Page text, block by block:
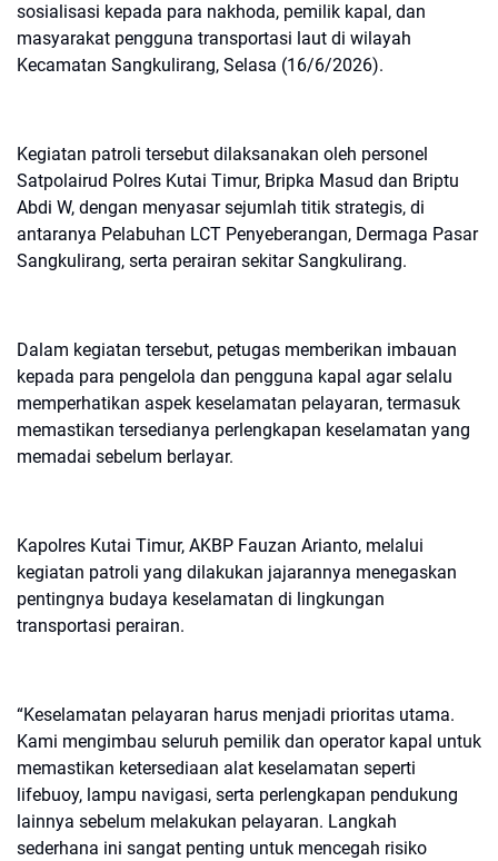
sosialisasi kepada para nakhoda, pemilik kapal, dan
masyarakat pengguna transportasi laut di wilayah
Kecamatan Sangkulirang, Selasa (16/6/2026).
Kegiatan patroli tersebut dilaksanakan oleh personel
Satpolairud Polres Kutai Timur, Bripka Masud dan Briptu
Abdi W, dengan menyasar sejumlah titik strategis, di
antaranya Pelabuhan LCT Penyeberangan, Dermaga Pasar
Sangkulirang, serta perairan sekitar Sangkulirang.
Dalam kegiatan tersebut, petugas memberikan imbauan
kepada para pengelola dan pengguna kapal agar selalu
memperhatikan aspek keselamatan pelayaran, termasuk
memastikan tersedianya perlengkapan keselamatan yang
memadai sebelum berlayar.
Kapolres Kutai Timur, AKBP Fauzan Arianto, melalui
kegiatan patroli yang dilakukan jajarannya menegaskan
pentingnya budaya keselamatan di lingkungan
transportasi perairan.
“Keselamatan pelayaran harus menjadi prioritas utama.
Kami mengimbau seluruh pemilik dan operator kapal untuk
memastikan ketersediaan alat keselamatan seperti
lifebuoy, lampu navigasi, serta perlengkapan pendukung
lainnya sebelum melakukan pelayaran. Langkah
sederhana ini sangat penting untuk mencegah risiko